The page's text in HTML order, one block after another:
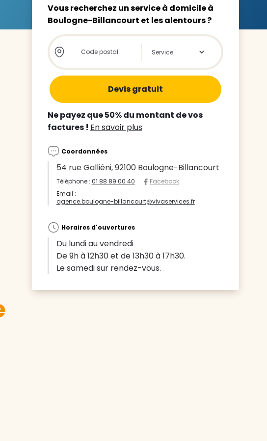
le
vous
de votre enfant
intervenants à
mon agence
Vous recherchez un service à domicile à
Boulogne-Billancourt et les alentours ?
Store locator global - Autocompletion
Rechercher
Ne payez que 50% du montant de vos
factures ! En savoir plus
Coordonnées
54 rue Galliéni, 92100 Boulogne-Billancourt
Téléphone : 01 88 89 00 40
Facebook
Email :
agence.boulogne-billancourt@vivaservices.fr
Horaires d'ouvertures
Du lundi au vendredi
De 9h à 12h30 et de 13h30 à 17h30.
Le samedi sur rendez-vous.